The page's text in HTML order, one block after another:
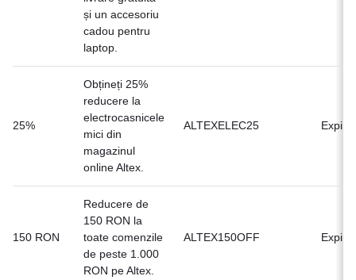
și un accesoriu
cadou pentru
laptop.
25%
Obțineți 25%
reducere la
electrocasnicele
mici din
magazinul
online Altex.
ALTEXELEC25 Expirat
150 RON
Reducere de
150 RON la
toate comenzile
de peste 1.000
RON pe Altex.
ALTEX150OFF Expirat